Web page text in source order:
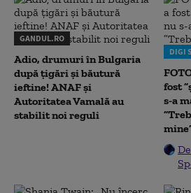
GANDUL.RO
Adio, drumuri în Bulgaria
după țigări și băutură
ieftine! ANAF și
Autoritatea Vamală au
stabilit noi reguli
DIGI
fost
s-a